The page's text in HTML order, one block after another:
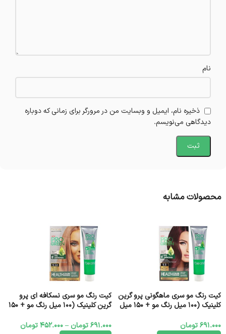
نام
ذخیره نام، ایمیل و وبسایت من در مرورگر برای زمانی که دوباره
دیدگاهی می‌نویسم.
محصولات مشابه
کيت رنگ مو سری ماهگونی پرو گرين
کلینیک (100 میل رنگ مو + 150 میل
691.000تومان
کيت رنگ مو سری نسکافه ای پرو
گرين کلینیک (100 میل رنگ مو + 150
691.000تومان –
452.000تومان